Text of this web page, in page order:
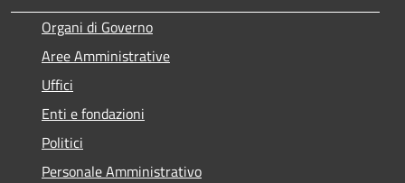
Organi di Governo
Aree Amministrative
Uffici
Enti e fondazioni
Politici
Personale Amministrativo